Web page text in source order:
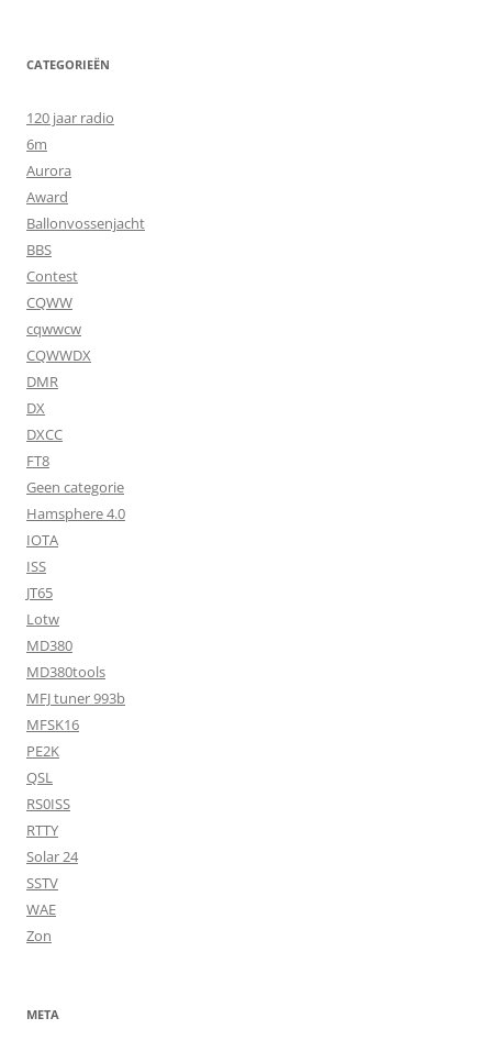
CATEGORIEËN
120 jaar radio
6m
Aurora
Award
Ballonvossenjacht
BBS
Contest
CQWW
cqwwcw
CQWWDX
DMR
DX
DXCC
FT8
Geen categorie
Hamsphere 4.0
IOTA
ISS
JT65
Lotw
MD380
MD380tools
MFJ tuner 993b
MFSK16
PE2K
QSL
RS0ISS
RTTY
Solar 24
SSTV
WAE
Zon
META